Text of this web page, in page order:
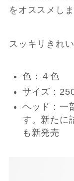
をオススメしま
スッキリきれ
色：４色
サイズ：
ヘッド：一
す。新たに
も新発売